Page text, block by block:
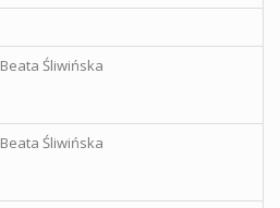
Beata Śliwińska
Beata Śliwińska